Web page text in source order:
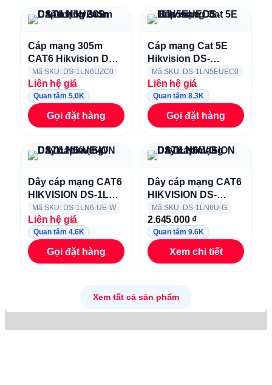
Cáp mạng 305m
CAT6 Hikvision DS-
1LN6UZC0
Mã SKU: DS-1LN6UZC0
Liên hệ giá
Quan tâm 5.0K
Gọi đặt hàng
Cáp mạng Cat 5E
Hikvision DS-
1LN5EUEC0
Mã SKU: DS-1LN5EUEC0
Liên hệ giá
Quan tâm 8.3K
Gọi đặt hàng
Dây cáp mạng CAT6
HIKVISION DS-1LN6-
UE-W
Mã SKU: DS-1LN6-UE-W
Liên hệ giá
Quan tâm 4.6K
Gọi đặt hàng
Dây cáp mạng CAT6
HIKVISION DS-
1LN6U-G
Mã SKU: DS-1LN6U-G
2.645.000 ₫
Quan tâm 9.6K
Xem chi tiết
Xem tất cả sản phẩm